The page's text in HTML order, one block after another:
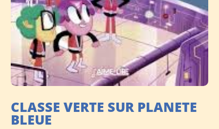
CLASSE VERTE SUR PLANETE
BLEUE